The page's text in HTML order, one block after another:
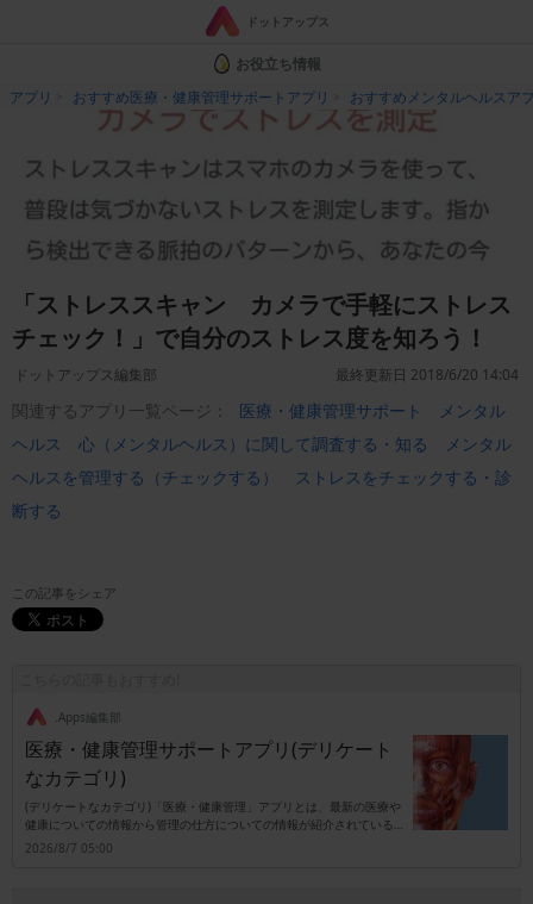
ドットアップス
お役立ち情報
アプリ
おすすめ医療・健康管理サポートアプリ おすすめメンタルヘルスア
「ストレススキャン カメラで手軽にストレス
チェック！」で自分のストレス度を知ろう！
ドットアップス編集部 最終更新日 2018/6/20 14:04
関連するアプリ一覧ページ： 医療・健康管理サポート
メンタル
ヘルス
心（メンタルヘルス）に関して調査する・知る
メンタル
ヘルスを管理する（チェックする）
ストレスをチェックする・診
断する
この記事をシェア
.Apps編集部
医療・健康管理サポートアプリ(デリケート
なカテゴリ)
(デリケートなカテゴリ)「医療・健康管理」アプリとは、最新の医療や
健康についての情報から管理の仕方についての情報が紹介されているア
プリとなっています。また、どのようにしたら管理しやすくなるのか実
2026/8/7 05:00